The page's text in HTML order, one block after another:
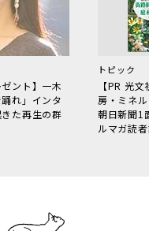
ント】一木
れ」インタ
た再生の群
トピック
【PR 光
房・ミネ
朝日新聞1
ルマガ読